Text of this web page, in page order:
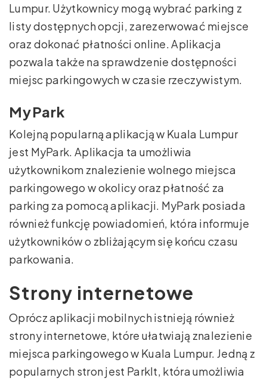
Lumpur. Użytkownicy mogą wybrać parking z
listy dostępnych opcji, zarezerwować miejsce
oraz dokonać płatności online. Aplikacja
pozwala także na sprawdzenie dostępności
miejsc parkingowych w czasie rzeczywistym.
MyPark
Kolejną popularną aplikacją w Kuala Lumpur
jest MyPark. Aplikacja ta umożliwia
użytkownikom znalezienie wolnego miejsca
parkingowego w okolicy oraz płatność za
parking za pomocą aplikacji. MyPark posiada
również funkcję powiadomień, która informuje
użytkowników o zbliżającym się końcu czasu
parkowania.
Strony internetowe
Oprócz aplikacji mobilnych istnieją również
strony internetowe, które ułatwiają znalezienie
miejsca parkingowego w Kuala Lumpur. Jedną z
popularnych stron jest ParkIt, która umożliwia